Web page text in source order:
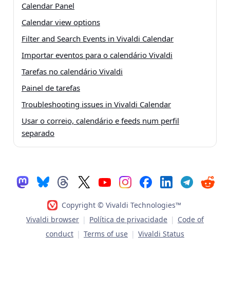
Calendar Panel
Calendar view options
Filter and Search Events in Vivaldi Calendar
Importar eventos para o calendário Vivaldi
Tarefas no calendário Vivaldi
Painel de tarefas
Troubleshooting issues in Vivaldi Calendar
Usar o correio, calendário e feeds num perfil
separado
Copyright © Vivaldi Technologies™
Vivaldi browser | Política de privacidade | Code of
conduct | Terms of use | Vivaldi Status